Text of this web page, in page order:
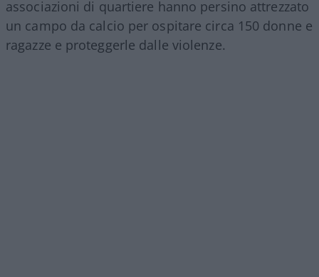
associazioni di quartiere hanno persino attrezzato
un campo da calcio per ospitare circa 150 donne e
ragazze e proteggerle dalle violenze.